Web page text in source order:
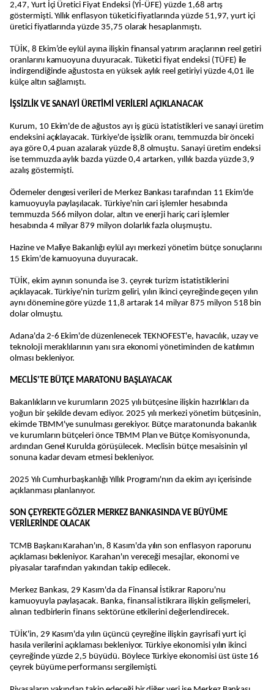
2,47, Yurt İçi Üretici Fiyat Endeksi (Yİ-ÜFE) yüzde 1,68 artış
göstermişti. Yıllık enflasyon tüketici fiyatlarında yüzde 51,97, yurt içi
üretici fiyatlarında yüzde 35,75 olarak hesaplanmıştı.
TÜİK, 8 Ekim’de eylül ayına ilişkin finansal yatırım araçlarının reel getiri
oranlarını kamuoyuna duyuracak. Tüketici fiyat endeksi (TÜFE) ile
indirgendiğinde ağustosta en yüksek aylık reel getiriyi yüzde 4,01 ile
külçe altın sağlamıştı.
İŞSİZLİK VE SANAYİ ÜRETİMİ VERİLERİ AÇIKLANACAK
Kurum, 10 Ekim'de de ağustos ayı iş gücü istatistikleri ve sanayi üretim
endeksini açıklayacak. Türkiye'de işsizlik oranı, temmuzda bir önceki
aya göre 0,4 puan azalarak yüzde 8,8 olmuştu. Sanayi üretim endeksi
ise temmuzda aylık bazda yüzde 0,4 artarken, yıllık bazda yüzde 3,9
azalış göstermişti.
Ödemeler dengesi verileri de Merkez Bankası tarafından 11 Ekim'de
kamuoyuyla paylaşılacak. Türkiye'nin cari işlemler hesabında
temmuzda 566 milyon dolar, altın ve enerji hariç cari işlemler
hesabında 4 milyar 879 milyon dolarlık fazla oluşmuştu.
Hazine ve Maliye Bakanlığı eylül ayı merkezi yönetim bütçe sonuçlarını
15 Ekim'de kamuoyuna duyuracak.
TÜİK, ekim ayının sonunda ise 3. çeyrek turizm istatistiklerini
açıklayacak. Türkiye'nin turizm geliri, yılın ikinci çeyreğinde geçen yılın
aynı dönemine göre yüzde 11,8 artarak 14 milyar 875 milyon 518 bin
dolar olmuştu.
Adana'da 2-6 Ekim'de düzenlenecek TEKNOFEST'e, havacılık, uzay ve
teknoloji meraklılarının yanı sıra ekonomi yönetiminden de katılımın
olması bekleniyor.
MECLİS'TE BÜTÇE MARATONU BAŞLAYACAK
Bakanlıkların ve kurumların 2025 yılı bütçesine ilişkin hazırlıkları da
yoğun bir şekilde devam ediyor. 2025 yılı merkezi yönetim bütçesinin,
ekimde TBMM'ye sunulması gerekiyor. Bütçe maratonunda bakanlık
ve kurumların bütçeleri önce TBMM Plan ve Bütçe Komisyonunda,
ardından Genel Kurulda görüşülecek. Meclisin bütçe mesaisinin yıl
sonuna kadar devam etmesi bekleniyor.
2025 Yılı Cumhurbaşkanlığı Yıllık Programı'nın da ekim ayı içerisinde
açıklanması planlanıyor.
SON ÇEYREKTE GÖZLER MERKEZ BANKASINDA VE BÜYÜME
VERİLERİNDE OLACAK
TCMB Başkanı Karahan'ın, 8 Kasım'da yılın son enflasyon raporunu
açıklaması bekleniyor. Karahan'ın vereceği mesajlar, ekonomi ve
piyasalar tarafından yakından takip edilecek.
Merkez Bankası, 29 Kasım'da da Finansal İstikrar Raporu'nu
kamuoyuyla paylaşacak. Banka, finansal istikrara ilişkin gelişmeleri,
alınan tedbirlerin finans sektörüne etkilerini değerlendirecek.
TÜİK'in, 29 Kasım'da yılın üçüncü çeyreğine ilişkin gayrisafi yurt içi
hasıla verilerini açıklaması bekleniyor. Türkiye ekonomisi yılın ikinci
çeyreğinde yüzde 2,5 büyüdü. Böylece Türkiye ekonomisi üst üste 16
çeyrek büyüme performansı sergilemişti.